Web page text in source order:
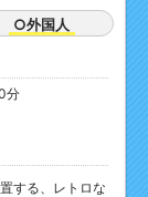
○外国人
分
する、レトロな